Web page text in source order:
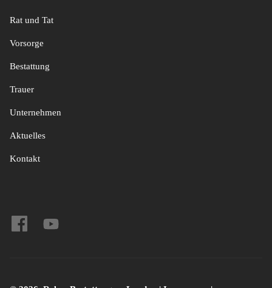
Rat und Tat
Vorsorge
Bestattung
Trauer
Unternehmen
Aktuelles
Kontakt